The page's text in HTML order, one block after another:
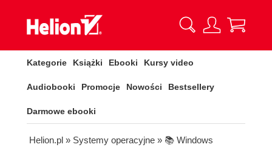
Kategorie Książki Ebooki Kursy video
Audiobooki Promocje Nowości Bestsellery
Darmowe ebooki
Helion.pl » Systemy operacyjne » 📚 Windows